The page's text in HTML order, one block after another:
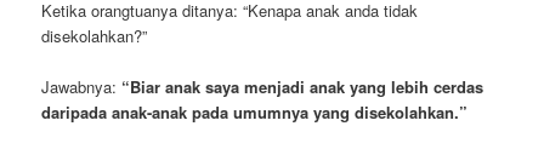
Ketika orangtuanya ditanya: “Kenapa anak anda tidak
disekolahkan?”
Jawabnya: “Biar anak saya menjadi anak yang lebih cerdas
daripada anak-anak pada umumnya yang disekolahkan.”